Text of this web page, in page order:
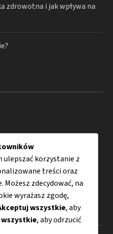
zdrowotna i jak wpływa na
ulepszać korzystanie z
treści oraz
zdecydować, na
wyrażasz zgodę,
wszystkie, aby
wszystkie, aby odrzucić